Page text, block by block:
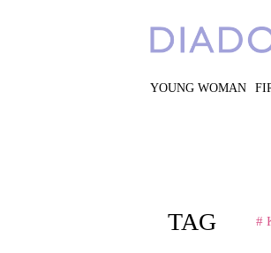
YOUNG WOMAN
TAG #